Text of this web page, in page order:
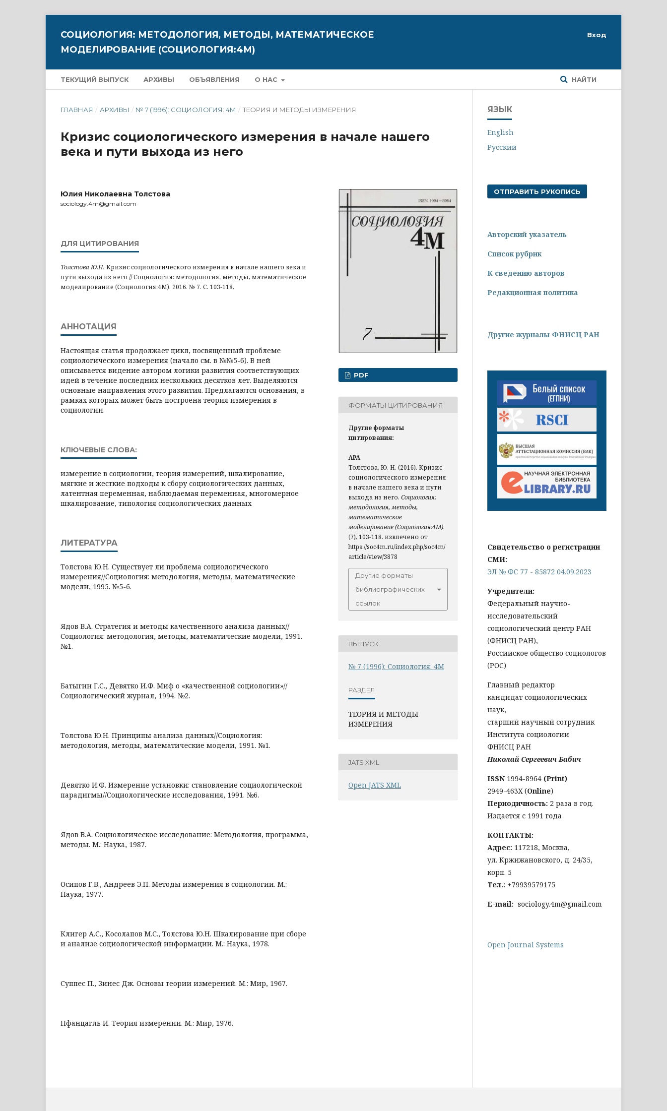
СОЦИОЛОГИЯ: МЕТОДОЛОГИЯ, МЕТОДЫ, МАТЕМАТИЧЕСКОЕ
МОДЕЛИРОВАНИЕ (СОЦИОЛОГИЯ:4М)
ТЕКУЩИЙ ВЫПУСК АРХИВЫ ОБЪЯВЛЕНИЯ О НАС НАЙТИ
Вход
ГЛАВНАЯ / АРХИВЫ / № 7 (1996): СОЦИОЛОГИЯ: 4М / ТЕОРИЯ И МЕТОДЫ ИЗМЕРЕНИЯ
Кризис социологического измерения в начале нашего
века и пути выхода из него
Юлия Николаевна Толстова
sociology.4m@gmail.com
ДЛЯ ЦИТИРОВАНИЯ
Толстова Ю.Н. Кризис социологического измерения в начале нашего века и
пути выхода из него // Социология: методология, методы, математическое
моделирование (Социология:4М). 2016. № 7. С. 103-118.
АННОТАЦИЯ
Настоящая статья продолжает цикл, посвященный проблеме
социологического измерения (начало см. в №№5-6). В ней
описывается видение автором логики развития соответствующих
идей в течение последних нескольких десятков лет. Выделяются
основные направления этого развития. Предлагаются основания, в
рамках которых может быть построена теория измерения в
социологии.
КЛЮЧЕВЫЕ СЛОВА:
измерение в социологии, теория измерений, шкалирование,
мягкие и жесткие подходы к сбору социологических данных,
латентная переменная, наблюдаемая переменная, многомерное
шкалирование, типология социологических данных
ЛИТЕРАТУРА
Толстова Ю.Н. Существует ли проблема социологического
измерения//Социология: методология, методы, математические
модели, 1995. №5-6.
Ядов В.А. Стратегия и методы качественного анализа данных//
Социология: методология, методы, математические модели, 1991.
№1.
Батыгин Г.С., Девятко И.Ф. Миф о «качественной социологии»//
Социологический журнал, 1994. №2.
Толстова Ю.Н. Принципы анализа данных//Социология:
методология, методы, математические модели, 1991. №1.
Девятко И.Ф. Измерение установки: становление социологической
парадигмы//Социологические исследования, 1991. №6.
Ядов В.А. Социологическое исследование: Методология, программа,
методы. М.: Наука, 1987.
Осипов Г.В., Андреев Э.П. Методы измерения в социологии. М.:
Наука, 1977.
Клигер А.С., Косолапов М.С., Толстова Ю.Н. Шкалирование при сборе
и анализе социологической информации. М.: Наука, 1978.
Суппес П., Зинес Дж. Основы теории измерений. М.: Мир, 1967.
Пфанцагль И. Теория измерений. М.: Мир, 1976.
PDF
ФОРМАТЫ ЦИТИРОВАНИЯ
Другие форматы
цитирования:
APA
Толстова, Ю. Н. (2016). Кризис
социологического измерения
в начале нашего века и пути
выхода из него. Социология:
методология, методы,
математическое
моделирование (Социология:4М),
(7), 103-118. извлечено от
https://soc4m.ru/index.php/soc4m/
article/view/3878
Другие форматы
библиографических
ссылок
ВЫПУСК
№ 7 (1996): Социология: 4М
РАЗДЕЛ
ТЕОРИЯ И МЕТОДЫ
ИЗМЕРЕНИЯ
JATS XML
Open JATS XML
ЯЗЫК
English
Русский
ОТПРАВИТЬ РУКОПИСЬ
Авторский указатель
Список рубрик
К сведению авторов
Редакционная политика
Другие журналы ФНИСЦ РАН
Свидетельство о регистрации
СМИ:
ЭЛ № ФС 77 - 85872 04.09.2023
Учредители:
Федеральный научно-
исследовательский
социологический центр РАН
(ФНИСЦ РАН),
Российское общество социологов
(РОС)
Главный редактор
кандидат социологических
наук,
старший научный сотрудник
Института социологии
ФНИСЦ РАН
Николай Сергеевич Бабич
ISSN 1994-8964 (Print)
2949-463Х (Online)
Периодичность: 2 раза в год.
Издается с 1991 года
КОНТАКТЫ:
Адрес: 117218, Москва,
ул. Кржижановского, д. 24/35,
корп. 5
Тел.: +79939579175
E-mail: sociology.4m@gmail.com
Open Journal Systems